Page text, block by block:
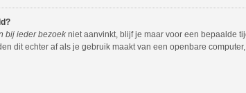
bij ieder bezoekniet aanvinkt, blijf je maar voor een bepaalde
dit echter af als je gebruik maakt van een openbare